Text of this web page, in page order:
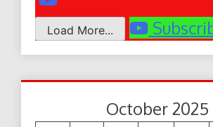
Load More...
October 2025